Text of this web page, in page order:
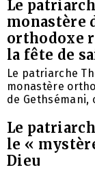
Le
monastère
orthodoxe
la fête de
Le patriarche
monastère
de Gethsémani,
Le
le «
Dieu